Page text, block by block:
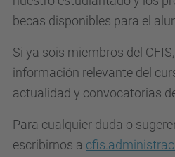
becas disponibles para el
Si ya sois miembros del
información relevante del
actualidad y convocatorias
Para cualquier duda o
escribirnos a